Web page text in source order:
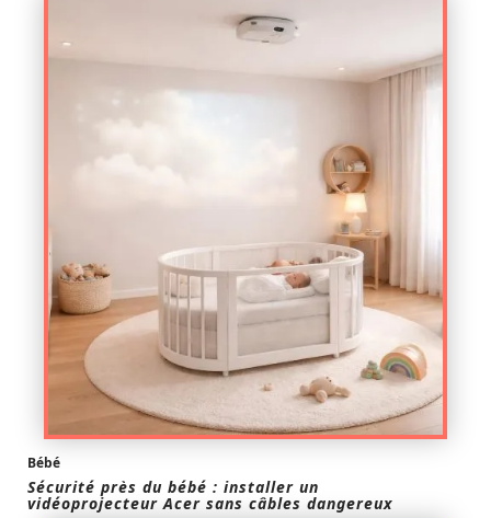
Bébé
Sécurité près du bébé : installer un
vidéoprojecteur Acer sans câbles dangereux